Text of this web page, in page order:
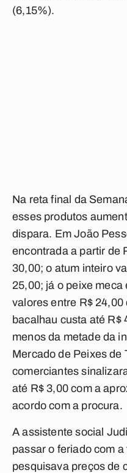
(6,15%).
Na reta final da
esses produtos
dispara. Em João
encontrada a partir de
30,00; o atum inteiro
25,00; já o peixe
valores entre R$
bacalhau custa até R$
menos da metade da
Mercado de Peixes de
comerciantes
até R$ 3,00 com a
acordo com a procura.
A assistente social
passar o feriado com
pesquisava preços de